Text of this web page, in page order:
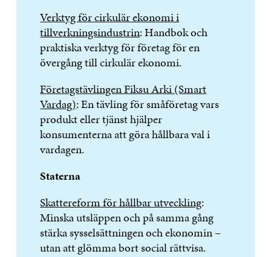
Verktyg för cirkulär ekonomi i
tillverkningsindustrin: Handbok och
praktiska verktyg för företag för en
övergång till cirkulär ekonomi.
Företagstävlingen Fiksu Arki (Smart
Vardag): En tävling för småföretag vars
produkt eller tjänst hjälper
konsumenterna att göra hållbara val i
vardagen.
Staterna
Skattereform för hållbar utveckling:
Minska utsläppen och på samma gång
stärka sysselsättningen och ekonomin –
utan att glömma bort social rättvisa.